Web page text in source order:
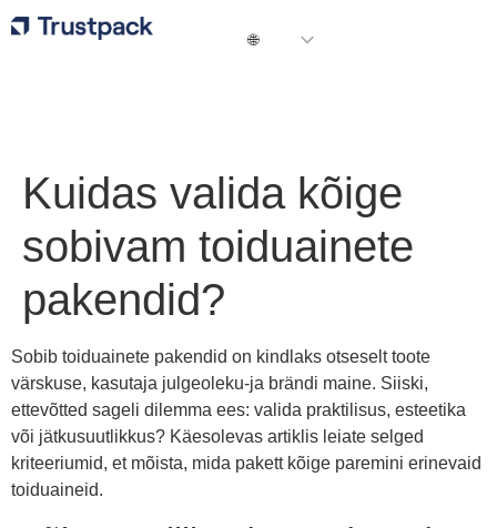
Kuidas valida kõige
sobivam toiduainete
pakendid?
Sobib toiduainete pakendid on kindlaks otseselt toote
värskuse, kasutaja julgeoleku-ja brändi maine. Siiski,
ettevõtted sageli dilemma ees: valida praktilisus, esteetika
või jätkusuutlikkus? Käesolevas artiklis leiate selged
kriteeriumid, et mõista, mida pakett kõige paremini erinevaid
toiduaineid.